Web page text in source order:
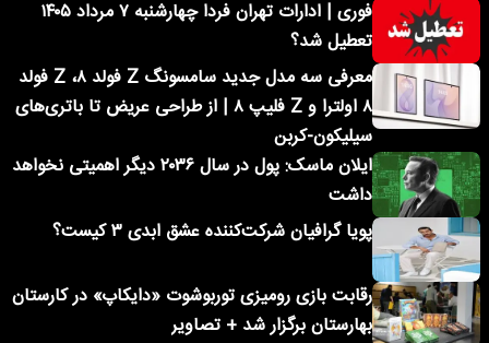
فوری | ادارات تهران فردا چهارشنبه ۷ مرداد ۱۴۰۵
تعطیل شد؟
معرفی سه مدل جدید سامسونگ Z فولد ۸، Z فولد
۸ اولترا و Z فلیپ ۸ | از طراحی عریض تا باتری‌های
سیلیکون-کربن
ایلان ماسک: پول در سال ۲۰۳۶ دیگر اهمیتی نخواهد
داشت
پویا گرافیان شرکت‌کننده عشق ابدی ۳ کیست؟
رقابت بازی رومیزی توربوشوت «دایکاپ» در کارستان
بهارستان برگزار شد + تصاویر